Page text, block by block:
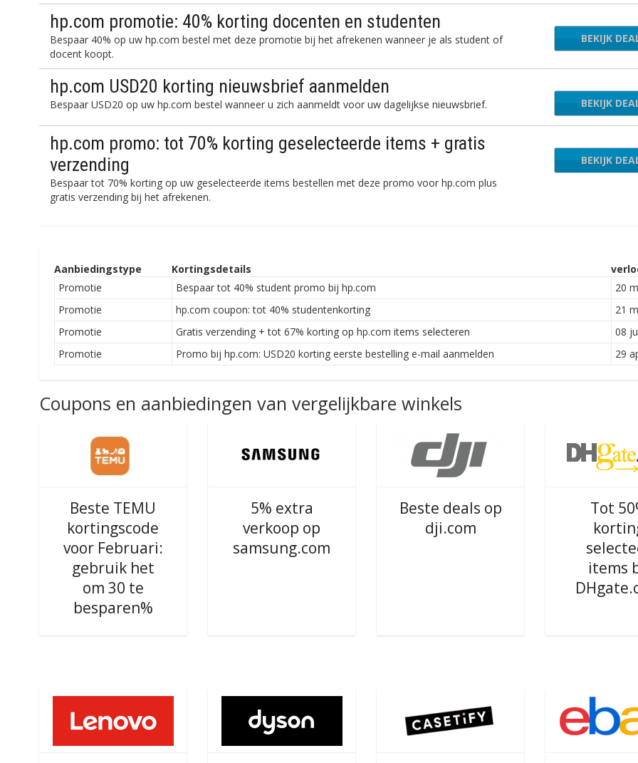
hp.com promotie: 40% korting docenten en studenten
Bespaar 40% op uw hp.com bestel met deze promotie bij het afrekenen wanneer je als student of
docent koopt.
BEKIJK
hp.com USD20 korting nieuwsbrief aanmelden
Bespaar USD20 op uw hp.com bestel wanneer u zich aanmeldt voor uw dagelijkse nieuwsbrief. BEKIJK
hp.com promo: tot 70% korting geselecteerde items + gratis
verzending
Bespaar tot 70% korting op uw geselecteerde items bestellen met deze promo voor hp.com plus
gratis verzending bij het afrekenen.
BEKIJK
Aanbiedingstype Kortingsdetails
Promotie
Bespaar tot 40% student promo bij hp.com
20
Promotie
hp.com coupon: tot 40% studentenkorting
21
Promotie
Gratis verzending + tot 67% korting op hp.com items selecteren
08
Promotie
Promo bij hp.com: USD20 korting eerste bestelling e-mail aanmelden 29
Coupons en aanbiedingen van vergelijkbare winkels
Beste TEMU
kortingscode
voor Februari:
gebruik het
om 30 te
besparen%
5% extra
verkoop op
samsung.com
Beste deals op
dji.com
Tot
items